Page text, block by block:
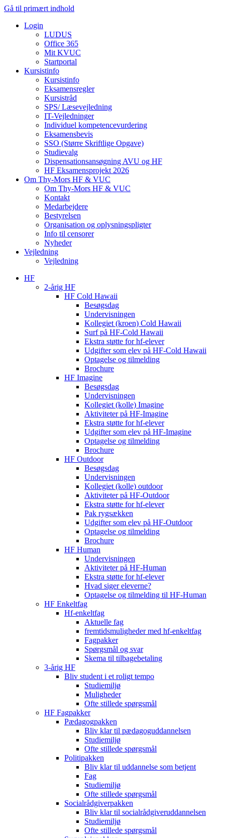
Gå til primært indhold
Login
LUDUS
Office 365
Mit KVUC
Startportal
Kursistinfo
Kursistinfo
Eksamensregler
Kursistråd
SPS/ Læsevejledning
IT-Vejledninger
Individuel kompetencevurdering
Eksamensbevis
SSO (Større Skriftlige Opgave)
Studievalg
Dispensationsansøgning AVU og HF
HF Eksamensprojekt 2026
Om Thy-Mors HF & VUC
Om Thy-Mors HF & VUC
Kontakt
Medarbejdere
Bestyrelsen
Organisation og oplysningspligter
Info til censorer
Nyheder
Vejledning
Vejledning
HF
2-årig HF
HF Cold Hawaii
Besøgsdag
Undervisningen
Kollegiet (kroen) Cold Hawaii
Surf på HF-Cold Hawaii
Ekstra støtte for hf-elever
Udgifter som elev på HF-Cold Hawaii
Optagelse og tilmelding
Brochure
HF Imagine
Besøgsdag
Undervisningen
Kollegiet (kolle) Imagine
Aktiviteter på HF-Imagine
Ekstra støtte for hf-elever
Udgifter som elev på HF-Imagine
Optagelse og tilmelding
Brochure
HF Outdoor
Besøgsdag
Undervisningen
Kollegiet (kolle) outdoor
Aktiviteter på HF-Outdoor
Ekstra støtte for hf-elever
Pak rygsækken
Udgifter som elev på HF-Outdoor
Optagelse og tilmelding
Brochure
HF Human
Undervisningen
Aktiviteter på HF-Human
Ekstra støtte for hf-elever
Hvad siger eleverne?
Optagelse og tilmelding til HF‑Human
HF Enkeltfag
Hf-enkeltfag
Aktuelle fag
fremtidsmuligheder med hf-enkeltfag
Fagpakker
Spørgsmål og svar
Skema til tilbagebetaling
3-årig HF
Bliv student i et roligt tempo
Studiemiljø
Muligheder
Ofte stillede spørgsmål
HF Fagpakker
Pædagogpakken
Bliv klar til pædagoguddannelsen
Studiemiljø
Ofte stillede spørgsmål
Politipakken
Bliv klar til uddannelse som betjent
Fag
Studiemiljø
Ofte stillede spørgsmål
Socialrådgiverpakken
Bliv klar til socialrådgiveruddannelsen
Studiemiljø
Ofte stillede spørgsmål